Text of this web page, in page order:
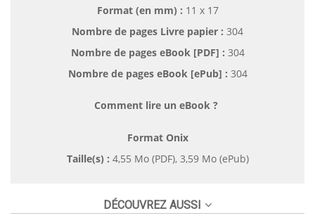
Format (en mm) : 11 x 17
Nombre de pages Livre papier : 304
Nombre de pages eBook [PDF] : 304
Nombre de pages eBook [ePub] : 304
Comment lire un eBook ?
Format Onix
Taille(s) : 4,55 Mo (PDF), 3,59 Mo (ePub)
DÉCOUVREZ AUSSI